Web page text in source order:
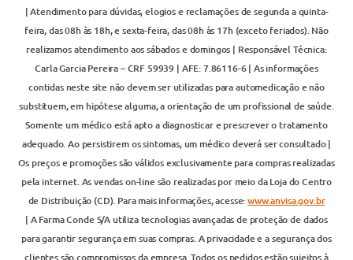
| Atendimento para dúvidas, elogios e reclamações de segunda a quinta-
feira, das 08h às 18h, e sexta-feira, das 08h às 17h (exceto feriados). Não
realizamos atendimento aos sábados e domingos | Responsável Técnica:
Carla Garcia Pereira – CRF 59939 | AFE: 7.86116-6 | As informações
contidas neste site não devem ser utilizadas para automedicação e não
substituem, em hipótese alguma, a orientação de um profissional de saúde.
Somente um médico está apto a diagnosticar e prescrever o tratamento
adequado. Ao persistirem os sintomas, um médico deverá ser consultado |
Os preços e promoções são válidos exclusivamente para compras realizadas
pela internet. As vendas on-line são realizadas por meio da Loja do Centro
de Distribuição (CD). Para mais informações, acesse:www.anvisa.gov.br
| A Farma Conde S/A utiliza tecnologias avançadas de proteção de dados
para garantir segurança em suas compras. A privacidade e a segurança dos
clientes são compromissos da empresa. Todos os pedidos estão sujeitos à